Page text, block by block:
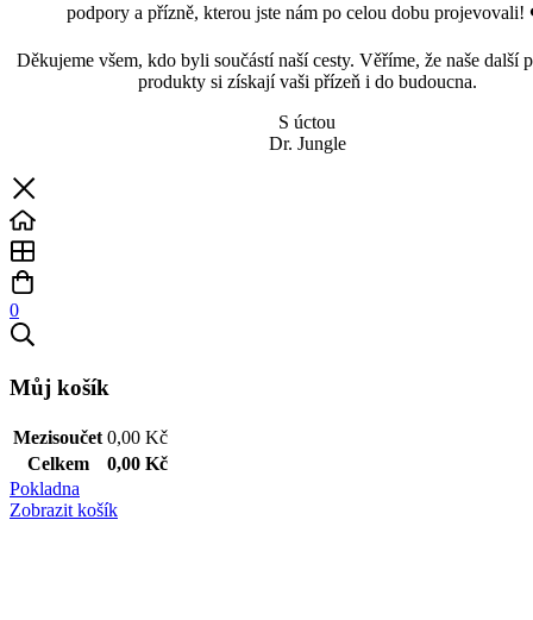
podpory a přízně, kterou jste nám po celou dobu
Děkujeme všem, kdo byli součástí naší cesty. Věříme, že naše další
produkty si získají vaši přízeň i do budoucna.
S úctou
Dr. Jungle
0
Můj košík
Mezisoučet 0,00 Kč
Celkem
0,00 Kč
Pokladna
Zobrazit košík